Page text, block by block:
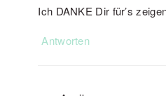
Ich DANKE Dir für’s
Antworten